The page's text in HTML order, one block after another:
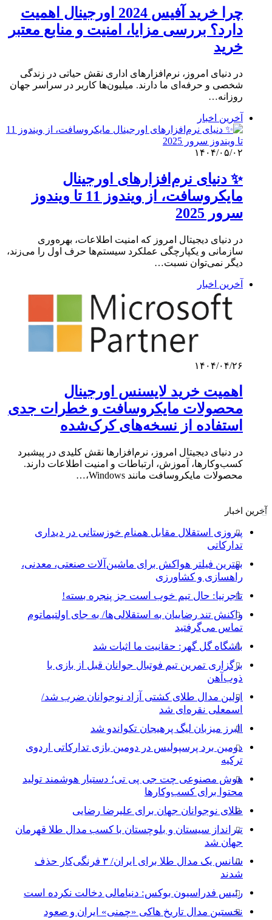
چرا خرید آفیس 2024 اورجینال اهمیت
دارد؟ بررسی مزایا، امنیت و منابع معتبر
خرید
در دنیای امروز، نرم‌افزارهای اداری نقش حیاتی در زندگی
شخصی و حرفه‌ای ما دارند. میلیون‌ها کاربر در سراسر جهان
روزانه…
آخرین اخبار
۱۴۰۴/۰۵/۰۲
✨ دنیای نرم‌افزارهای اورجینال
مایکروسافت، از ویندوز 11 تا ویندوز
سرور 2025
در دنیای دیجیتال امروز که امنیت اطلاعات، بهره‌وری
سازمانی و یکپارچگی عملکرد سیستم‌ها حرف اول را می‌زند،
دیگر نمی‌توان نسبت…
آخرین اخبار
۱۴۰۴/۰۴/۲۶
اهمیت خرید لایسنس اورجینال
محصولات مایکروسافت و خطرات جدی
استفاده از نسخه‌های کرک‌شده
در دنیای دیجیتال امروز، نرم‌افزارها نقش کلیدی در پیشبرد
کسب‌وکارها، آموزش، ارتباطات و امنیت اطلاعات دارند.
محصولات مایکروسافت مانند Windows،…
آخرین اخبار
پیروزی استقلال مقابل همنام خوزستانی در دیداری
تدارکاتی
بهترین فیلتر هواکش برای ماشین‌آلات صنعتی، معدنی،
راهسازی و کشاورزی
تاجرنیا: حال تیم خوب است جز پنجره بسته!
واکنش تند رضاییان به استقلالی‌ها/ به جای اولتیماتوم
تماس می‌گرفتید
باشگاه گل گهر: حقانیت ما اثبات شد
برگزاری تمرین تیم فوتبال جوانان قبل از بازی با
ذوب‌آهن
اولین مدال طلای کشتی آزاد نوجوانان ضرب شد/
اسمعلی نقره‌ای شد
البرز میزبان لیگ پرهیجان تکواندو شد
دومین برد پرسپولیس در دومین بازی تدارکاتی اردوی
ترکیه
هوش مصنوعی چت جی پی تی؛ دستیار هوشمند تولید
محتوا برای کسب‌وکارها
طلای نوجوانان جهان برای علیرضا رضایی
تیرانداز سیستان و بلوچستان با کسب مدال طلا قهرمان
جهان شد
شانس یک مدال طلا برای ایران/ ۳ فرنگی‌کار حذف
شدند
رئیس فدراسیون بوکس: دنیامالی دخالت نکرده است
نخستین مدال تاریخ هاکی «چمنی» ایران و صعود